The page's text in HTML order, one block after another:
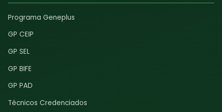
Programa Geneplus
GP CEIP
GP SEL
GP BIFE
GP PAD
Técnicos Credenciados